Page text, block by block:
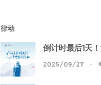
律动
倒计时最后1天
2025/09/27